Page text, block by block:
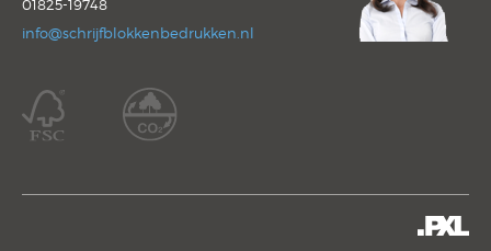
01825-19748
info@schrijfblokkenbedrukken.nl